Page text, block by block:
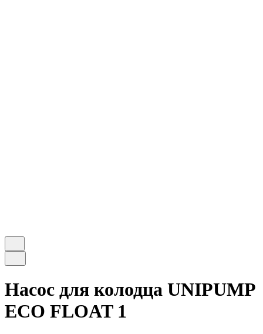
Насос для колодца UNIPUMP
ECO FLOAT 1